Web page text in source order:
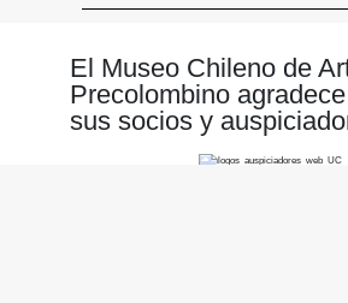
El Museo Chileno de
Precolombino
sus socios y